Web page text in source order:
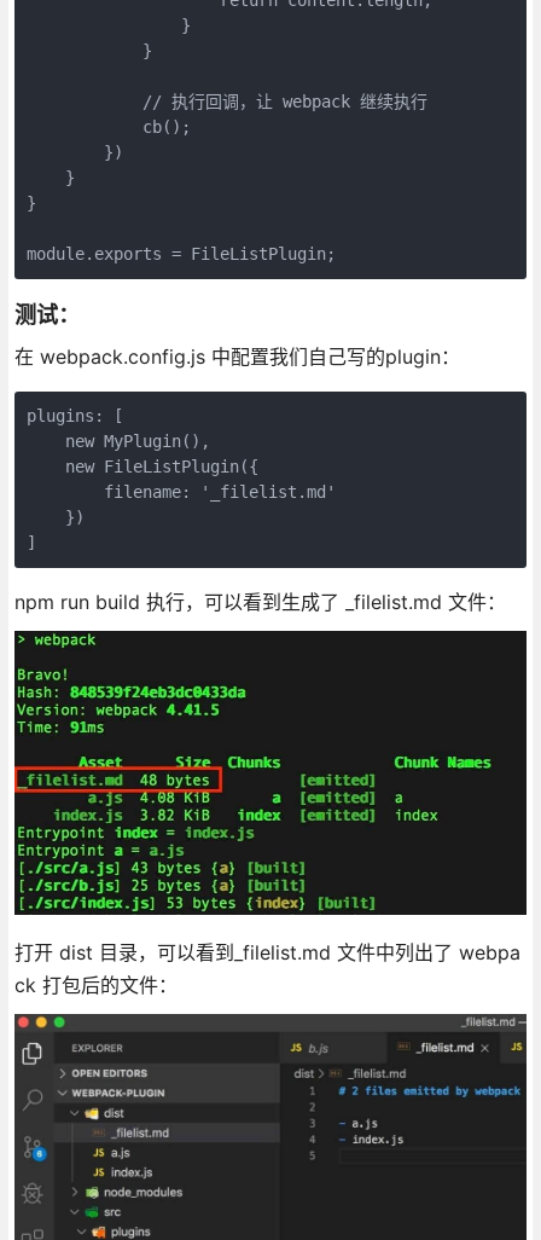
                }
            }
            // 执行回调，让 webpack 继续执行
            cb();
        })
    }
}
module.exports = FileListPlugin;
测试：
在 webpack.config.js 中配置我们自己写的plugin：
plugins: [
    new MyPlugin(),
    new FileListPlugin({
        filename: '_filelist.md'
    })
]
npm run build 执行，可以看到生成了 _filelist.md 文件：
打开 dist 目录，可以看到_filelist.md 文件中列出了 webpa
ck 打包后的文件：